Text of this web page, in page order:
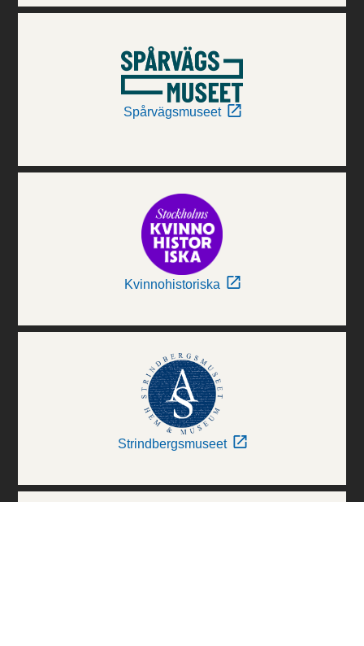
Spårvägsmuseet
Kvinnohistoriska
Strindbergsmuseet